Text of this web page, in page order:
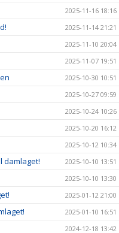
2025-11-16 18:16
2025-11-14 21:21
2025-11-10 20:04
2025-11-07 19:51
2025-10-30 10:51
2025-10-27 09:59
2025-10-24 10:26
2025-10-20 16:12
2025-10-12 10:34
damlaget! 2025-10-10 13:51
2025-10-10 13:30
2025-01-12 21:00
2025-01-10 16:51
2024-12-18 13:42